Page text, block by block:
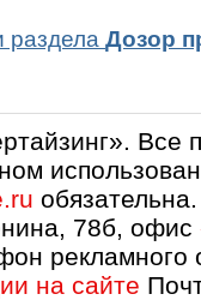
раздела Дозор
обязательна.
78б, офис
рекламного
на сайте